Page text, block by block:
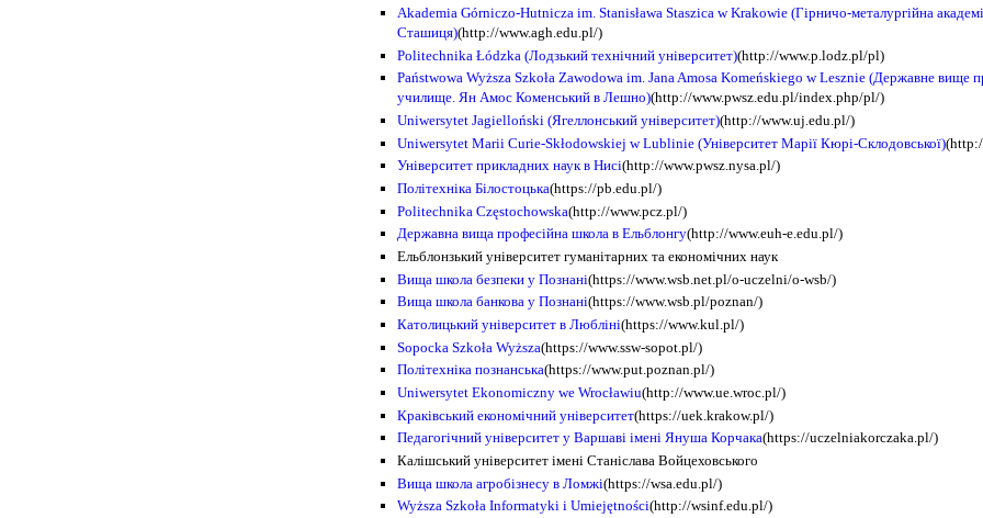
Akademia Górniczo-Hutnicza im. Stanisława Staszica w Krakowie (Гірничо-металургійна
Сташиця)(http://www.agh.edu.pl/)
Politechnika Łódzka (Лодзький технічний університет)(http://www.p.lodz.pl/pl)
Państwowa Wyższa Szkoła Zawodowa im. Jana Amosa Komeńskiego w Lesznie (Державне вище
училище. Ян Амос Коменський в Лешно)(http://www.pwsz.edu.pl/index.php/pl/)
Uniwersytet Jagielloński (Ягеллонський університет)(http://www.uj.edu.pl/)
Uniwersytet Marii Curie-Skłodowskiej w Lublinie (Університет Марії Кюрі-Склодовської)
Університет прикладних наук в Нисі(http://www.pwsz.nysa.pl/)
Політехніка Білостоцька(https://pb.edu.pl/)
Politechnika Częstochowska(http://www.pcz.pl/)
Державна вища професійна школа в Ельблонгу(http://www.euh-e.edu.pl/)
Ельблонзький університет гуманітарних та економічних наук
Вища школа безпеки у Познані(https://www.wsb.net.pl/o-uczelni/o-wsb/)
Вища школа банкова у Познані(https://www.wsb.pl/poznan/)
Католицький університет в Любліні(https://www.kul.pl/)
Sopocka Szkoła Wyższa(https://www.ssw-sopot.pl/)
Політехніка познанська(https://www.put.poznan.pl/)
Uniwersytet Ekonomiczny we Wrocławiu(http://www.ue.wroc.pl/)
Краківський економічний університет(https://uek.krakow.pl/)
Педагогічний університет у Варшаві імені Януша Корчака(https://uczelniakorczaka.pl/)
Калішський університет імені Станіслава Войцеховського
Вища школа агробізнесу в Ломжі(https://wsa.edu.pl/)
Wyższa Szkoła Informatyki i Umiejętności(http://wsinf.edu.pl/)